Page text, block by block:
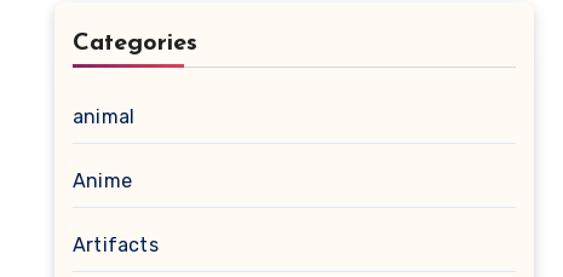
Categories
animal
Anime
Artifacts